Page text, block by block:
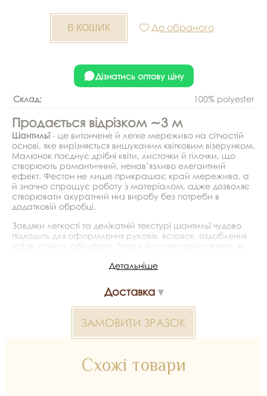
До обраного
Дізнатись оптову ціну
Склад: 100% polyester
Продається відрізком ∼3 м
Шантильї- це витончене й легке мереживо на сітчастій
основі, яке вирізняється вишуканим квітковим візерунком.
Малюнок поєднує дрібні квіти, листочки й гілочки, що
створюють романтичний, ненав’язливо елегантний
ефект. Фестон не лише прикрашає край мережива, а
й значно спрощує роботу з матеріалом, адже дозволяє
створювати акуратний низ виробу без потреби в
додатковій обробці.
Завдяки легкості та делікатній текстурі шантильї чудово
підходить для оформлення рукавів, вставок, оздоблення
ліфів, спинок або фати. Також його використовують як
легко драпірується, що відкриває широкі можливості для
Відеоогляд товару
*Передача кольору може бути спотворена пристроєм
Мереживо шантильї 2000000035000 — матеріал для
весільних суконь, декору та колекцій ательє. Доступний
оптом і в роздріб в Inter Tex, SKU 372969.
Детальніше
Доставка
ЗАМОВИТИ ЗРАЗОК
Схожі товари